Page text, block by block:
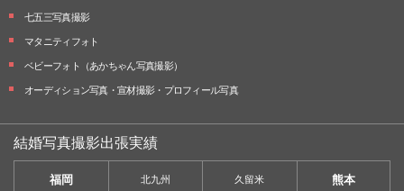
七五三写真撮影
マタニティフォト
ベビーフォト （あかちゃん写真撮影）
オーディション写真・ 宣材撮影・ プロフィール写真
結婚写真撮影出張実績
福岡 北九州 久留米 熊本